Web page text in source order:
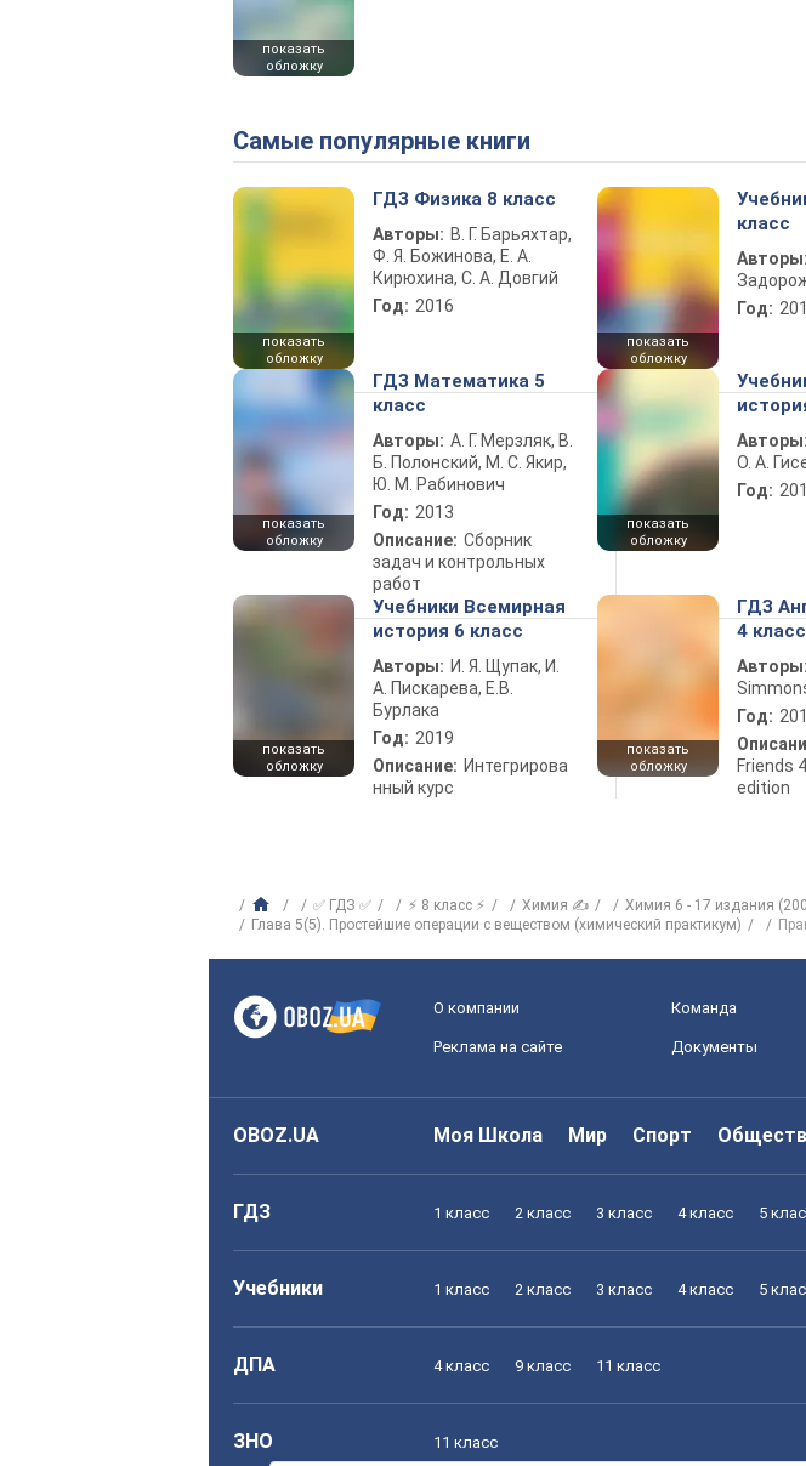
показать
обложку
Самые популярные книги
показать
обложку
ГДЗ Физика 8 класс
Авторы: В. Г. Барьяхтар,
Ф. Я. Божинова, Е. А.
Кирюхина, С. А. Довгий
Год: 2016
показать
обложку
класс
Авторы:
Год:
показать
обложку
ГДЗ Математика 5
класс
Авторы: А. Г. Мерзляк, В.
Б. Полонский, М. С. Якир,
Ю. М. Рабинович
Год: 2013
Описание: Сборник
задач и контрольных
работ
показать
обложку
Авторы:
О. А.
Год:
показать
обложку
Учебники Всемирная
история 6 класс
Авторы: И. Я. Щупак, И.
А. Пискарева, Е.В.
Бурлака
Год: 2019
Описание: Интегрирова
нный курс
показать
обложку
ГДЗ
4 класс
Авторы:
Год:
Friends
edition
✅ ГДЗ ✅ ⚡ 8 класс ⚡ Химия ✍
Химия 6 - 17 издания
Глава 5(5). Простейшие операции с веществом (химический практикум)
О компании Команда
Реклама на сайте Документы
OBOZ.UA Моя Школа Мир Спорт
ГДЗ 1 класс 2 класс 3 класс 4 класс 5
Учебники 1 класс 2 класс 3 класс 4 класс 5
ДПА 4 класс 9 класс 11 класс
ЗНО 11 класс